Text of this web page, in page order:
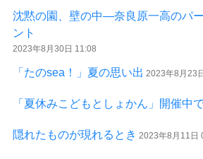
沈黙の園、壁の中—奈良原一高のパ
ント
2023年8月30日 11:08
「たのsea！」夏の思い出 2023年8月23
「夏休みこどもとしょかん」開催中
隠れたものが現れるとき 2023年8月11日